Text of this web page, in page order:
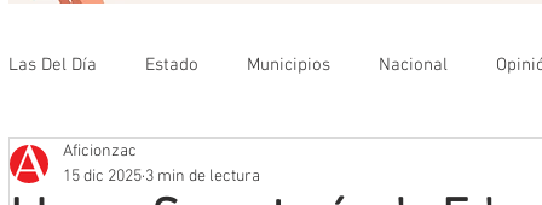
Las Del Día Estado Municipios Nacional
Que no se olvide
Aficionzac
15 dic 2025 3 min de lectura